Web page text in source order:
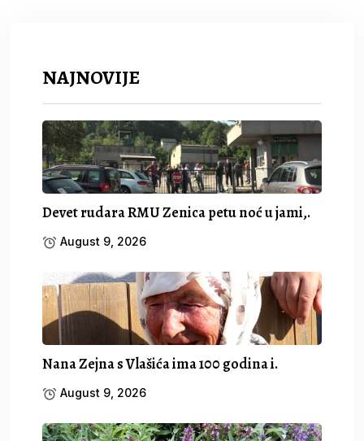
NAJNOVIJE
Devet rudara RMU Zenica petu noć u jami,.
August 9, 2026
Nana Zejna s Vlašića ima 100 godina i.
August 9, 2026